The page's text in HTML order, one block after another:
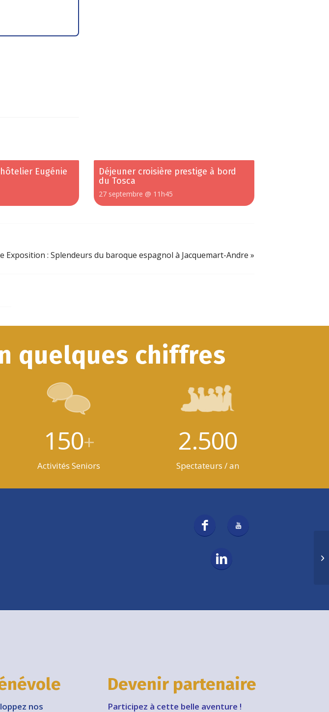
Eugénie
Déjeuner croisière prestige à bord
du Tosca
27 septembre @ 11h45
Exposition : Splendeurs du baroque espagnol à Jacquemart-Andre »
quelques chiffres
150+
Activités Seniors
2.500
Spectateurs / an
nos
Devenir partenaire
Participez à cette belle aventure !